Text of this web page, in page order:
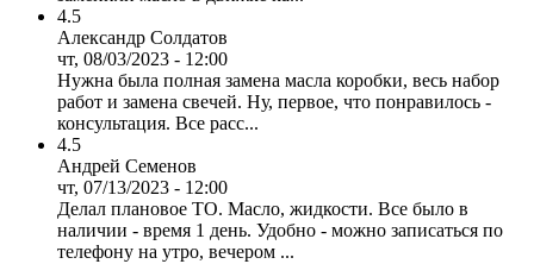
4.5
Александр Солдатов
чт, 08/03/2023 - 12:00
Нужна была полная замена масла коробки, весь набор
работ и замена свечей. Ну, первое, что понравилось -
консультация. Все расс...
4.5
Андрей Семенов
чт, 07/13/2023 - 12:00
Делал плановое ТО. Масло, жидкости. Все было в
наличии - время 1 день. Удобно - можно записаться по
телефону на утро, вечером ...